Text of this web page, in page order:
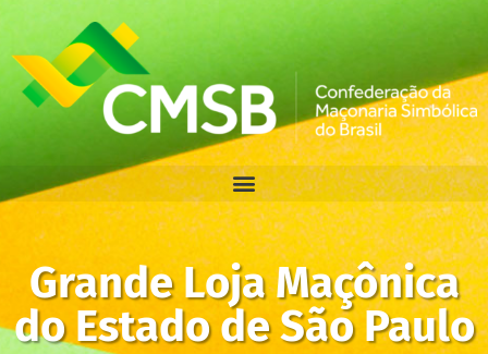
Grande Loja Maçônica
do Estado de São Paulo